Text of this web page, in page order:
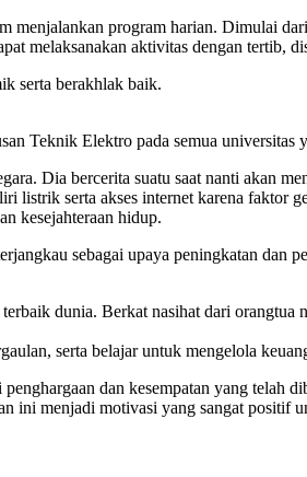
menjalankan program harian. Dimulai
melaksanakan aktivitas dengan tertib,
serta berakhlak baik.
Teknik Elektro pada semua universitas
Dia bercerita suatu saat nanti akan
listrik serta akses internet karena faktor
kesejahteraan hidup.
sebagai upaya peningkatan dan
dunia. Berkat nasihat dari orangtua
serta belajar untuk mengelola
dan kesempatan yang telah
menjadi motivasi yang sangat positif